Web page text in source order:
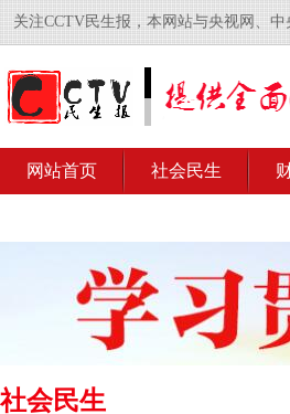
关注CCTV民生报，本网站与央视网、中
网站首页 社会民生
社会民生